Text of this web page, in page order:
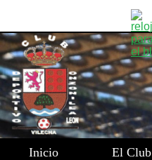
Inicio El Club